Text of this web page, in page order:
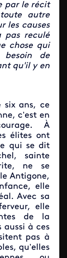
par le récit
autre
les causes
pas reculé
chose qui
de
qu'il y en
six ans, ce
c’est en
À
élites ont
qui se dit
sainte
ne se
Antigone,
elle
Avec sa
elle
de la
aussi à ces
pas à
qu’elles